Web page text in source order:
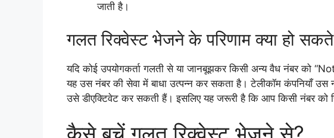
जाती है।
गलत रिक्वेस्ट भेजने के परिणाम क्या हो
यदि कोई उपयोगकर्ता गलती से या जानबूझकर किसी अन्य वैध नंबर को
यह उस नंबर की सेवा में बाधा उत्पन्न कर सकता है। टेलीकॉम कंपनियाँ
उसे डीएक्टिवेट कर सकती हैं। इसलिए यह जरूरी है कि आप किसी नंबर को